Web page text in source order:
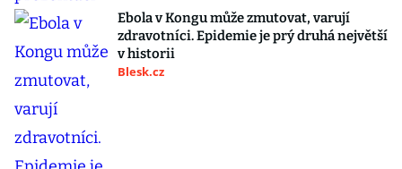
Ebola v Kongu může zmutovat, varují
zdravotníci. Epidemie je prý druhá největší
v historii
Blesk.cz